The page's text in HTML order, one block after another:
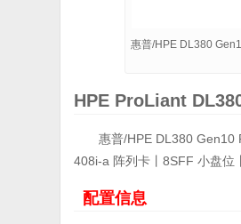
惠普/HPE DL380
HPE ProLiant
惠普/HPE DL380 Gen10
408i-a 阵列卡丨8SFF 小盘位
配置信息